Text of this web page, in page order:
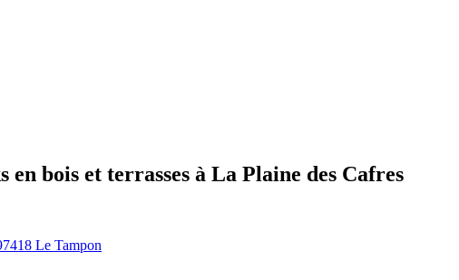
bois et terrasses à La Plaine des Cafres
Le Tampon